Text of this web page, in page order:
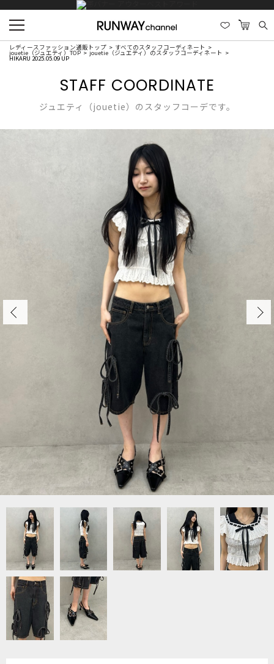
レディースファッション通販トップ すべてのスタッフコーディネート
jouetie（ジュエティ）TOP jouetie（ジュエティ）のスタッフコーディネート
HIKARU 2025.05.09 UP
STAFF COORDINATE
ジュエティ（jouetie）のスタッフコーデです。